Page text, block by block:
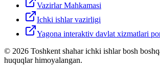
Vazirlar Mahkamasi
Ichki ishlar vazirligi
Yagona interaktiv davlat xizmatlari
© 2026 Toshkent shahar ichki ishlar bosh
huquqlar himoyalangan.